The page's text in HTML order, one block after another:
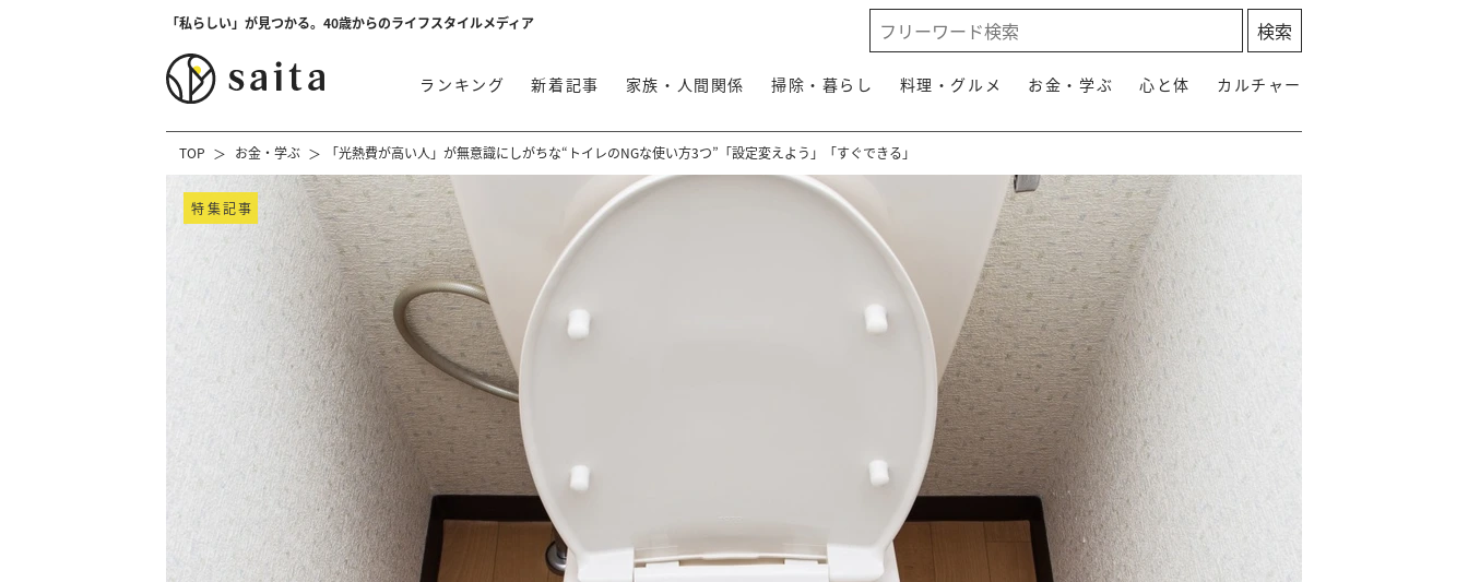
「私らしい」が見つかる。40歳からのライフスタイルメディア
ランキング 新着記事 家族・人間関係 掃除・暮らし 料理・グルメ お金・学ぶ 心と体 カルチャー
TOP お金・学ぶ 「光熱費が高い人」が無意識にしがちな“トイレのNGな使い方3つ”「設定変えよう」「すぐできる」
特集記事